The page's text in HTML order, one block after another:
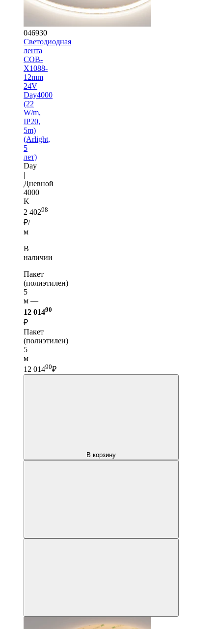
046930
Светодиодная
лента
COB-
X1088-
12mm
24V
Day4000
(22
W/m,
IP20,
5m)
(Arlight,
5
лет)
Day
|
Дневной
4000
K
2 40298
₽/
м
В
наличии
Пакет
(полиэтилен)
5
м —
12 01490
₽
Пакет
(полиэтилен)
5
м
12 01490₽
В корзину